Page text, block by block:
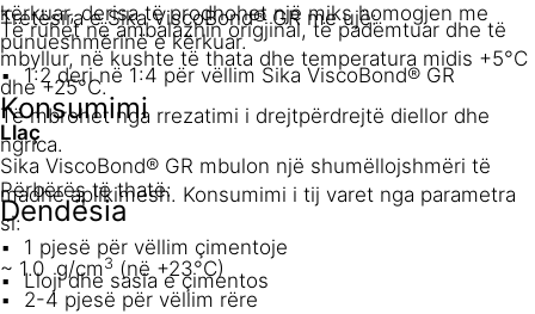
Të ruhet në ambalazhin origjinal, të padëmtuar dhe të
mbyllur, në kushte të thata dhe temperatura midis +5°C
dhe +25°C.
Të mbrohet nga rrezatimi i drejtpërdrejtë diellor dhe
ngrica.
Dendësia
~ 1.0 g/cm3 (në +23°C)
Tretësira e Sika ViscoBond® GR me ujë:
1:2 deri në 1:4 për vëllim Sika ViscoBond® GR
Llaç
Përbërës të thatë:
1 pjesë për vëllim çimentoje
2-4 pjesë për vëllim rëre
kërkuar, derisa të prodhohet një miks homogjen me
punueshmërinë e kërkuar.
Konsumimi
Sika ViscoBond® GR mbulon një shumëllojshmëri të
madhe aplikimesh. Konsumimi i tij varet nga parametra
si:
Lloji dhe sasia e çimentos